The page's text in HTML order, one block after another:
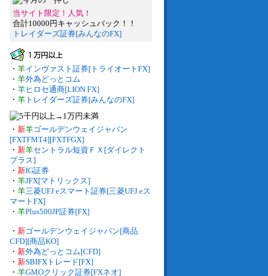
当サイト限定！人気！
合計10000円キャッシュバック！！
トレイダーズ証券[みんなのFX]
・ 羊インヴァスト証券[トライオートFX]
・ 羊外為どっとコム
・ 羊ヒロセ通商[LION FX]
・ 羊 トレイダーズ証券[みんなのFX]
・ 新羊ゴールデンウェイジャパン
[FXTFMT4][FXTFGX]
・ 新羊セントラル短資ＦＸ[ダイレクト
プラス]
・ 新IG証券
・ 羊JFX[マトリックス]
・ 羊三菱UFJ eスマート証券[三菱UFJ eス
マートFX]
・ 羊Plus500JP証券[FX]
・ 新ゴールデンウェイジャパン[商品
CFD][商品KO]
・ 新外為どっとコム[CFD]
・ 新SBIFXトレード[FX]
・ 羊GMOクリック証券[FXネオ]